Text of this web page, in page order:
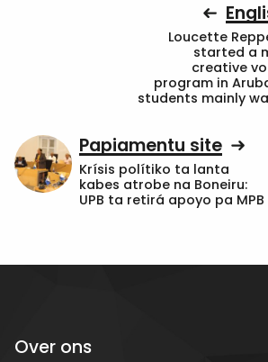
Loucette
started a
creative
program in
students mainly
Papiamentu site
Krísis polítiko ta lanta
kabes atrobe na Boneiru:
UPB ta retirá apoyo pa MPB
Over ons